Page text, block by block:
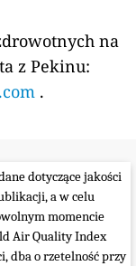
na
z Pekinu:
.
dotyczące jakości
a w celu
momencie
Air Quality Index
dba o rzetelność przy